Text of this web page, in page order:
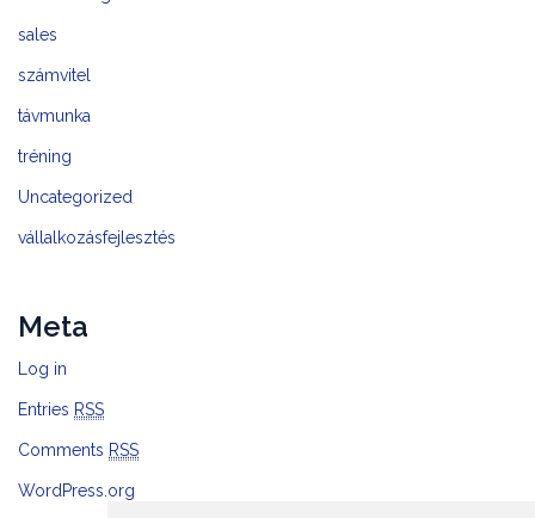
sales
számvitel
távmunka
tréning
Uncategorized
vállalkozásfejlesztés
Meta
Log in
Entries RSS
Comments RSS
WordPress.org